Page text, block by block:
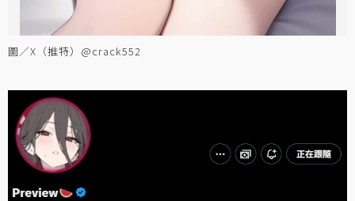
圖／X（推特）@crack552